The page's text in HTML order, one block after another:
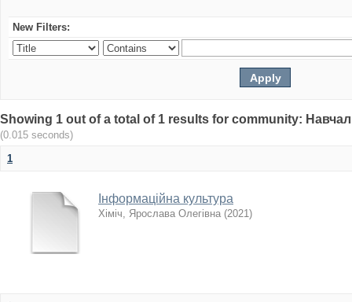
New Filters:
Showing 1 out of a total of 1 results for community:
(0.015 seconds)
1
Інформаційна культура
Хіміч, Ярослава Олегівна (2021)